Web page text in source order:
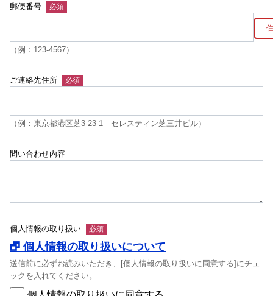
郵便番号
（例：123-4567）
ご連絡先住所
（例：東京都港区芝3-23-1 セレスティン芝三井ビル）
問い合わせ内容
個人情報の取り扱い
🗗 個人情報の取り扱いについて
送信前に必ずお読みいただき、[個人情報の取り扱いに同意する]にチェ
ックを入れてください。